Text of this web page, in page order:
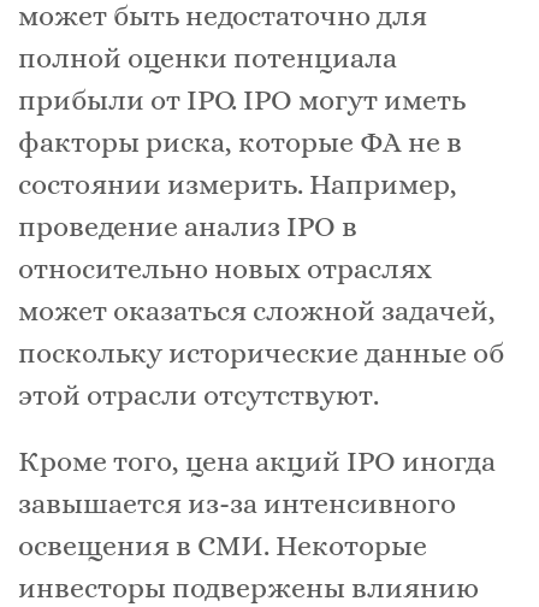
может быть недостаточно для
полной оценки потенциала
прибыли от IPO. IPO могут иметь
факторы риска, которые ФА не в
состоянии измерить. Например,
проведение анализ IPO в
относительно новых отраслях
может оказаться сложной задачей,
поскольку исторические данные об
этой отрасли отсутствуют.
Кроме того, цена акций IPO иногда
завышается из-за интенсивного
освещения в СМИ. Некоторые
инвесторы подвержены влиянию